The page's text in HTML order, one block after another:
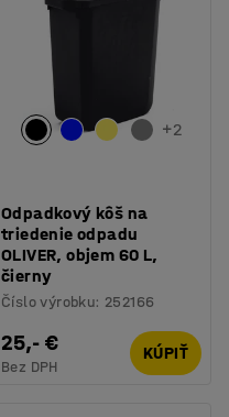
+2
Odpadkový kôš na
triedenie odpadu
OLIVER, objem 60 L,
čierny
Číslo výrobku: 252166
25,- €
Bez DPH
KÚPIŤ